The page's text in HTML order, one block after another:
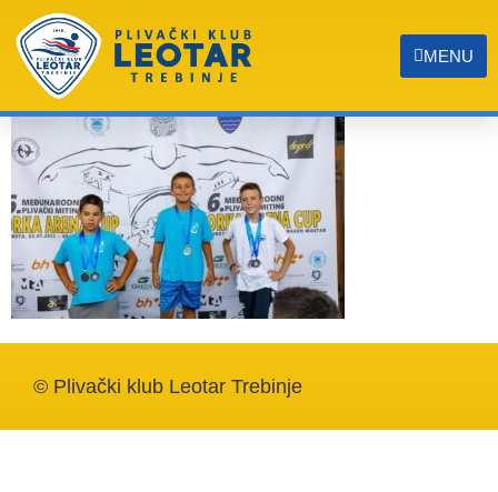
MENU
Slika 4
© Plivački klub Leotar Trebinje